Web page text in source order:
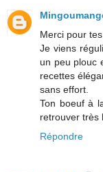
Merci pour
Je viens
un peu plouc
recettes
sans effort.
Ton boeuf à
retrouver très
Répondre